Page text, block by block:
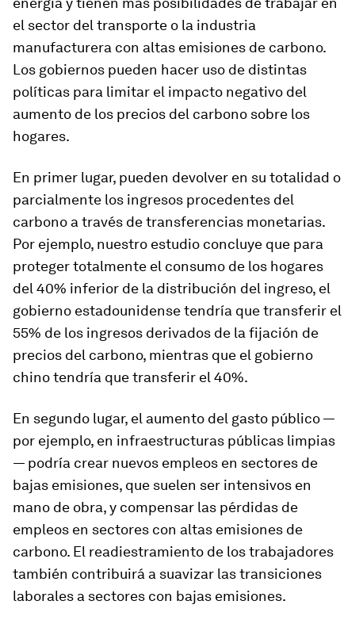
el sector del transporte o la industria
manufacturera con altas emisiones de carbono.
Los gobiernos pueden hacer uso de distintas
políticas para limitar el impacto negativo del
aumento de los precios del carbono sobre los
hogares.
En primer lugar, pueden devolver en su totalidad o
parcialmente los ingresos procedentes del
carbono a través de transferencias monetarias.
Por ejemplo, nuestro estudio concluye que para
proteger totalmente el consumo de los hogares
del 40% inferior de la distribución del ingreso, el
gobierno estadounidense tendría que transferir el
55% de los ingresos derivados de la fijación de
precios del carbono, mientras que el gobierno
chino tendría que transferir el 40%.
En segundo lugar, el aumento del gasto público —
por ejemplo, en infraestructuras públicas limpias
— podría crear nuevos empleos en sectores de
bajas emisiones, que suelen ser intensivos en
mano de obra, y compensar las pérdidas de
empleos en sectores con altas emisiones de
carbono. El readiestramiento de los trabajadores
también contribuirá a suavizar las transiciones
laborales a sectores con bajas emisiones.